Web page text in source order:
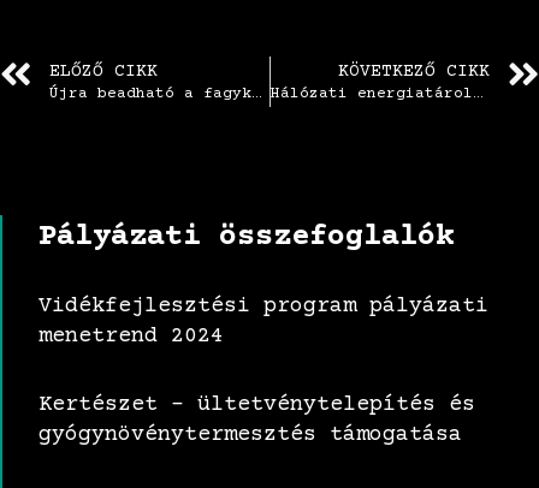
ELŐZŐ CIKK
Újra beadható a fagykár megelőzésére szolgáló fejlesztéseket támogató pályázat!
KÖVETKEZŐ CIKK
Hálózati energiatárolók telepítése energiapiaci szereplőknél
Pályázati összefoglalók
Vidékfejlesztési program pályázati
menetrend 2024
Kertészet – ültetvénytelepítés és
gyógynövénytermesztés támogatása